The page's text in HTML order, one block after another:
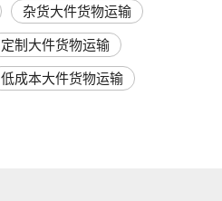
杂货大件货物运输
定制大件货物运输
低成本大件货物运输